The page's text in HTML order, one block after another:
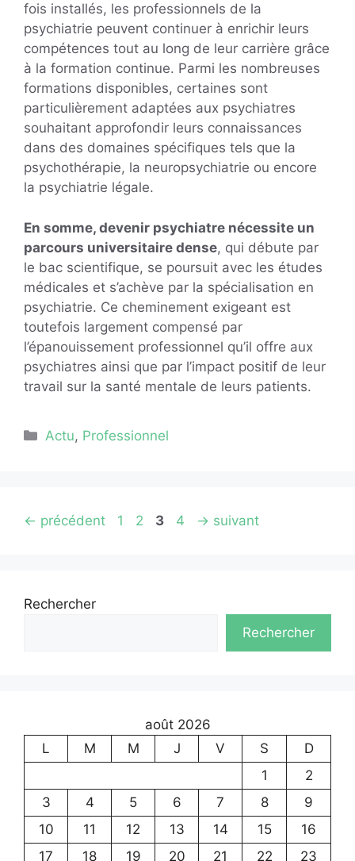
fois installés, les professionnels de la
psychiatrie peuvent continuer à enrichir leurs
compétences tout au long de leur carrière grâce
à la formation continue. Parmi les nombreuses
formations disponibles, certaines sont
particulièrement adaptées aux psychiatres
souhaitant approfondir leurs connaissances
dans des domaines spécifiques tels que la
psychothérapie, la neuropsychiatrie ou encore
la psychiatrie légale.
En somme, devenir psychiatre nécessite un
parcours universitaire dense, qui débute par
le bac scientifique, se poursuit avec les études
médicales et s’achève par la spécialisation en
psychiatrie. Ce cheminement exigeant est
toutefois largement compensé par
l’épanouissement professionnel qu’il offre aux
psychiatres ainsi que par l’impact positif de leur
travail sur la santé mentale de leurs patients.
Catégories
Actu, Professionnel
← précédent Page
1 Page
2 Page
3 Page
4 → suivant
Rechercher
Rechercher
août 2026
L
M M J V S
D
1
2
3
4 5 6 7 8
9
10
11 12 13 14 15
16
17
18 19 20 21 22
23